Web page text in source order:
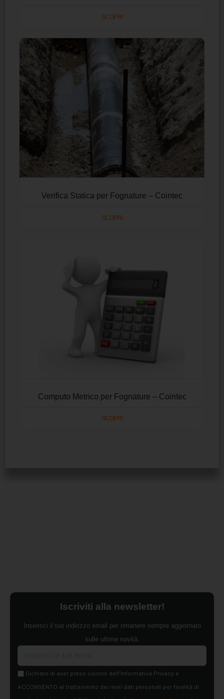
SCOPRI
Verifica Statica per Fognature – Cointec
SCOPRI
Computo Metrico per Fognature – Cointec
SCOPRI
Iscriviti alla newsletter!
Inserisci il tuo indirizzo email per rimanere sempre aggiornato
sulle ultime novità.
Dichiaro di aver preso visione dell'Informativa Privacy e
ACCONSENTO al trattamento dei miei dati personali per finalità di